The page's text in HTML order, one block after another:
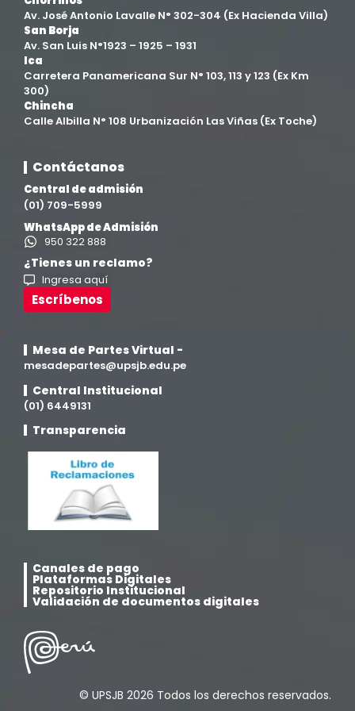
Filial Chincha
Filial Ica
Ingeniería agroindustrial (12)
Ingeniería de Sistemas
Ingeniería en Enología y Viticultura
Investigación y Responsabilidad Social
Medicina Veterinaria y Zootecnia
Movilidad Académica
Noticias
Posgrado
Pregrado
Psicología
Retorno a la presencialidad
Sede Lima (5)
Av. José Antonio Lavalle N° 302-304 (Ex Hacienda Villa)
San Borja
Av. San Luis N°1923 – 1925 – 1931
Ica
Carretera Panamericana Sur N° 103, 113 y 123 (Ex Km
300)
Chincha
Calle Albilla N° 108 Urbanización Las Viñas (Ex Toche)
Contáctanos
Central de admisión
(01) 709-5999
WhatsApp de Admisión
950 322 888
¿Tienes un reclamo?
Ingresa aquí
Escríbenos
Mesa de Partes Virtual -
mesadepartes@upsjb.edu.pe
Central Institucional
(01) 6449131
Transparencia
Canales de pago
Plataformas Digitales
Repositorio Institucional
Validación de documentos digitales
© UPSJB 2026 Todos los derechos reservados.